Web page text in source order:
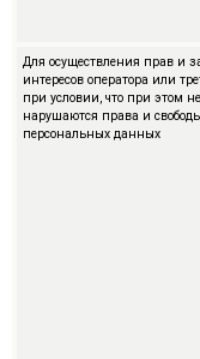
Для осуществления прав и
интересов оператора или
при условии, что при этом не
нарушаются права и
персональных данных